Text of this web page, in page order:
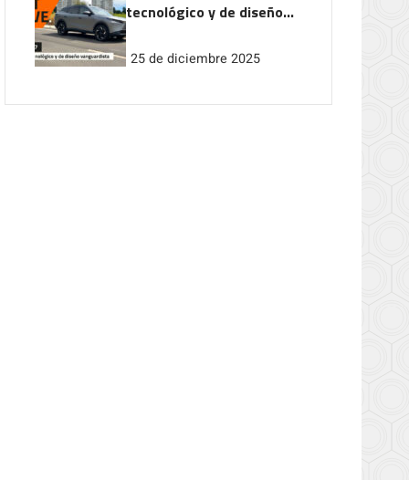
tecnológico y de diseño
25 de diciembre 2025